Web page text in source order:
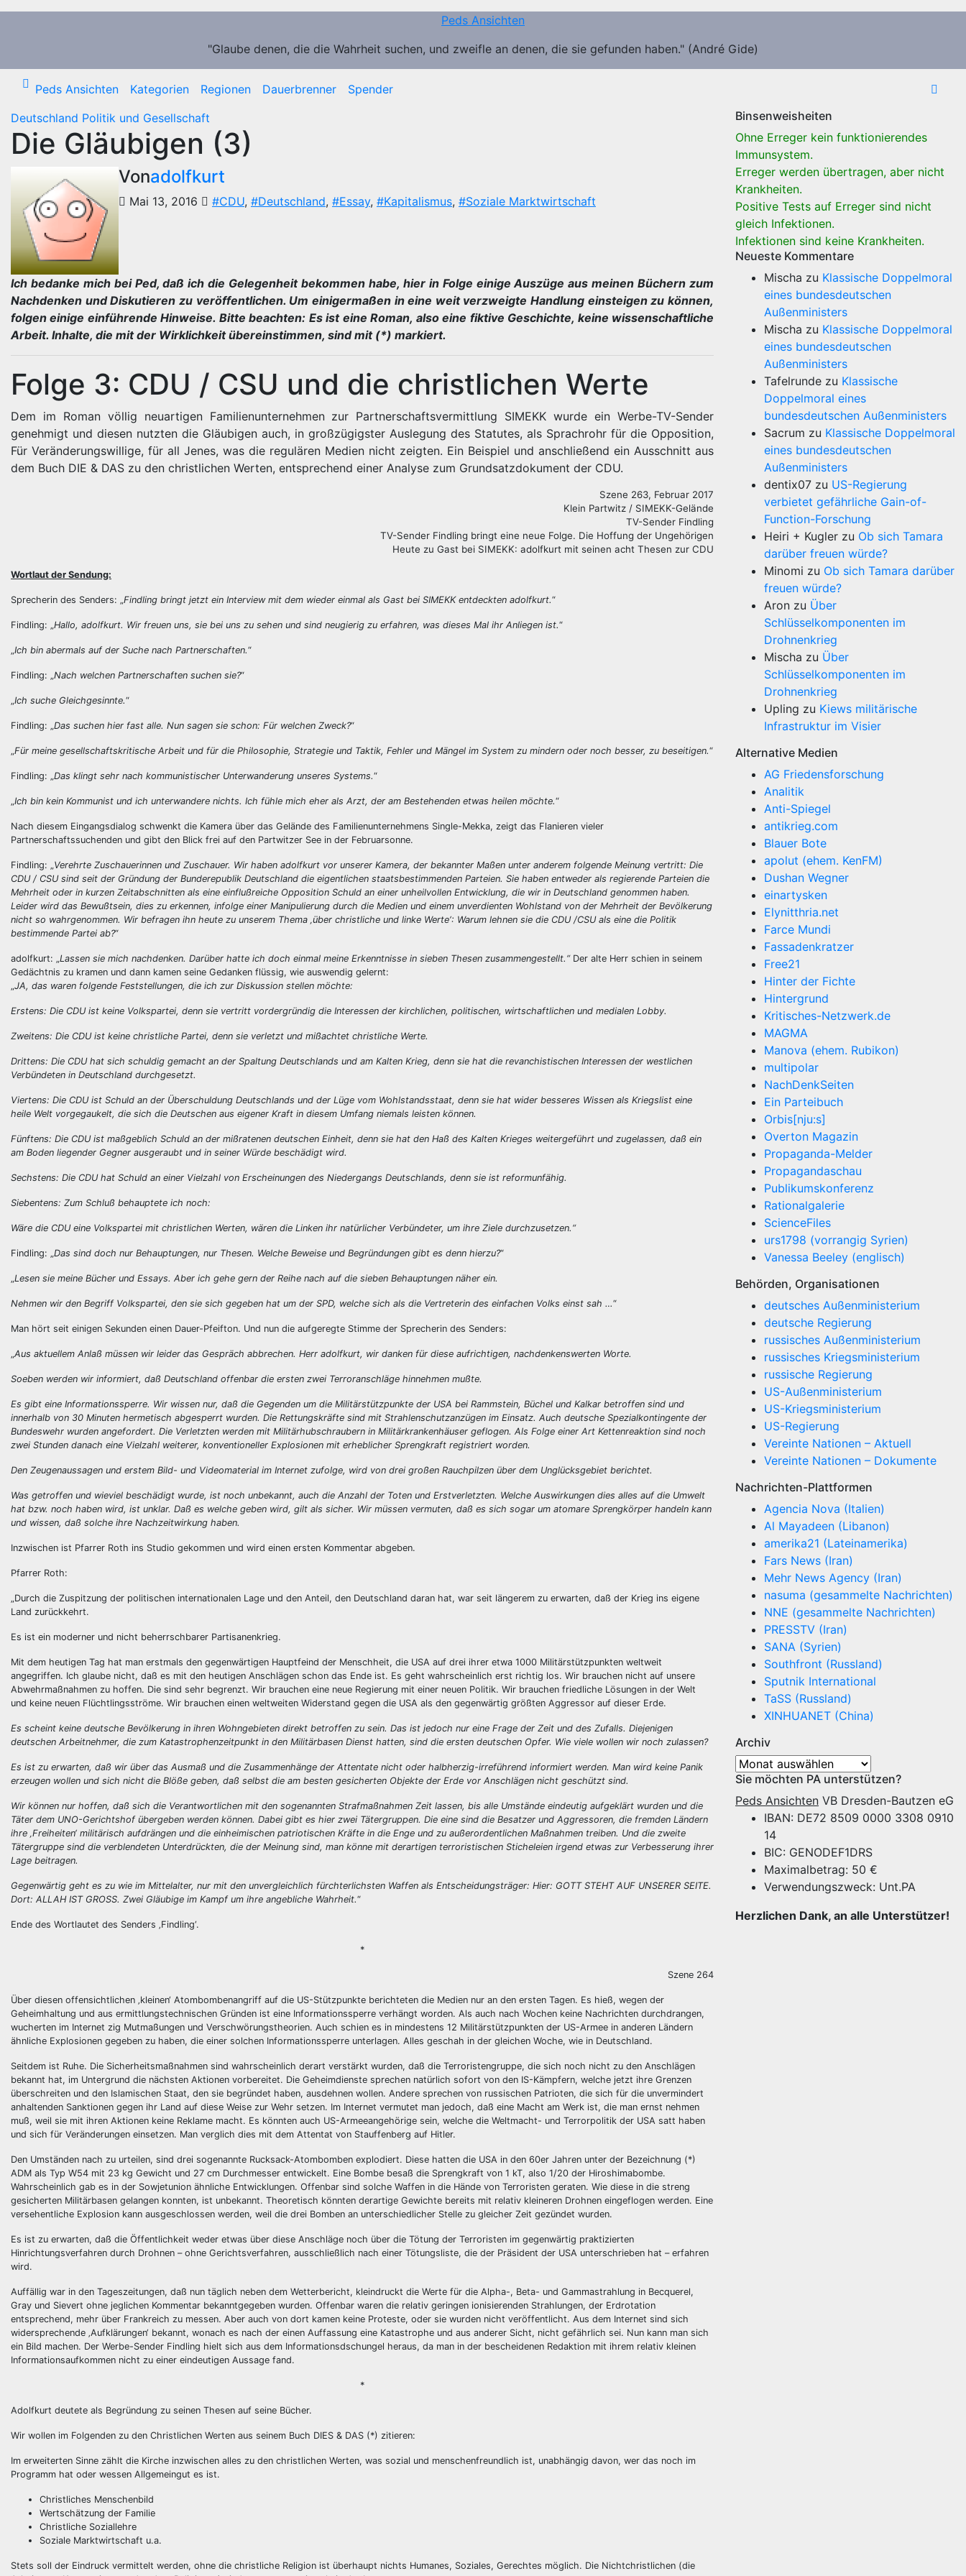
Zum
Peds Ansichten
"Glaube denen, die die Wahrheit suchen, und zweifle an denen, die sie gefunden haben." (André Gide)
Peds Ansichten Kategorien Regionen Dauerbrenner
Spender
Deutschland Politik und Gesellschaft
Die Gläubigen (3)
Vonadolfkurt
Mai 13, 2016 #CDU, #Deutschland, #Essay, #Kapitalismus, #Soziale Marktwirtschaft
Ich bedanke mich bei Ped, daß ich die Gelegenheit bekommen habe, hier in Folge einige Auszüge aus meinen Büchern zum
Nachdenken und Diskutieren zu veröffentlichen. Um einigermaßen in eine weit verzweigte Handlung einsteigen zu können,
folgen einige einführende Hinweise. Bitte beachten: Es ist eine Roman, also eine fiktive Geschichte, keine wissenschaftliche
Arbeit. Inhalte, die mit der Wirklichkeit übereinstimmen, sind mit (*) markiert.
Folge 3: CDU / CSU und die christlichen Werte
Dem im Roman völlig neuartigen Familienunternehmen zur Partnerschaftsvermittlung SIMEKK wurde ein Werbe-TV-Sender
genehmigt und diesen nutzten die Gläubigen auch, in großzügigster Auslegung des Statutes, als Sprachrohr für die Opposition,
Für Veränderungswillige, für all Jenes, was die regulären Medien nicht zeigten. Ein Beispiel und anschließend ein Ausschnitt aus
dem Buch DIE & DAS zu den christlichen Werten, entsprechend einer Analyse zum Grundsatzdokument der CDU.
Szene 263, Februar 2017
Klein Partwitz / SIMEKK-Gelände
TV-Sender Findling
TV-Sender Findling bringt eine neue Folge. Die Hoffung der Ungehörigen
Heute zu Gast bei SIMEKK: adolfkurt mit seinen acht Thesen zur CDU
Wortlaut der Sendung:
Sprecherin des Senders: „Findling bringt jetzt ein Interview mit dem wieder einmal als Gast bei SIMEKK entdeckten adolfkurt.“
Findling: „Hallo, adolfkurt. Wir freuen uns, sie bei uns zu sehen und sind neugierig zu erfahren, was dieses Mal ihr Anliegen ist.“
„Ich bin abermals auf der Suche nach Partnerschaften.“
Findling: „Nach welchen Partnerschaften suchen sie?“
„Ich suche Gleichgesinnte.“
Findling: „Das suchen hier fast alle. Nun sagen sie schon: Für welchen Zweck?“
„Für meine gesellschaftskritische Arbeit und für die Philosophie, Strategie und Taktik, Fehler und Mängel im System zu mindern oder noch besser, zu beseitigen.“
Findling: „Das klingt sehr nach kommunistischer Unterwanderung unseres Systems.“
„Ich bin kein Kommunist und ich unterwandere nichts. Ich fühle mich eher als Arzt, der am Bestehenden etwas heilen möchte.“
Nach diesem Eingangsdialog schwenkt die Kamera über das Gelände des Familienunternehmens Single-Mekka, zeigt das Flanieren vieler
Partnerschaftssuchenden und gibt den Blick frei auf den Partwitzer See in der Februarsonne.
Findling: „Verehrte Zuschauerinnen und Zuschauer. Wir haben adolfkurt vor unserer Kamera, der bekannter Maßen unter anderem folgende Meinung vertritt: Die
CDU / CSU sind seit der Gründung der Bunderepublik Deutschland die eigentlichen staatsbestimmenden Parteien. Sie haben entweder als regierende Parteien die
Mehrheit oder in kurzen Zeitabschnitten als eine einflußreiche Opposition Schuld an einer unheilvollen Entwicklung, die wir in Deutschland genommen haben.
Leider wird das Bewußtsein, dies zu erkennen, infolge einer Manipulierung durch die Medien und einem unverdienten Wohlstand von der Mehrheit der Bevölkerung
nicht so wahrgenommen. Wir befragen ihn heute zu unserem Thema ‚über christliche und linke Werte‘: Warum lehnen sie die CDU /CSU als eine die Politik
bestimmende Partei ab?“
adolfkurt: „Lassen sie mich nachdenken. Darüber hatte ich doch einmal meine Erkenntnisse in sieben Thesen zusammengestellt.“Der alte Herr schien in seinem
Gedächtnis zu kramen und dann kamen seine Gedanken flüssig, wie auswendig gelernt:
„JA, das waren folgende Feststellungen, die ich zur Diskussion stellen möchte:
Erstens: Die CDU ist keine Volkspartei, denn sie vertritt vordergründig die Interessen der kirchlichen, politischen, wirtschaftlichen und medialen Lobby.
Zweitens: Die CDU ist keine christliche Partei, denn sie verletzt und mißachtet christliche Werte.
Drittens: Die CDU hat sich schuldig gemacht an der Spaltung Deutschlands und am Kalten Krieg, denn sie hat die revanchistischen Interessen der westlichen
Verbündeten in Deutschland durchgesetzt.
Viertens: Die CDU ist Schuld an der Überschuldung Deutschlands und der Lüge vom Wohlstandsstaat, denn sie hat wider besseres Wissen als Kriegslist eine
heile Welt vorgegaukelt, die sich die Deutschen aus eigener Kraft in diesem Umfang niemals leisten können.
Fünftens: Die CDU ist maßgeblich Schuld an der mißratenen deutschen Einheit, denn sie hat den Haß des Kalten Krieges weitergeführt und zugelassen, daß ein
am Boden liegender Gegner ausgeraubt und in seiner Würde beschädigt wird.
Sechstens: Die CDU hat Schuld an einer Vielzahl von Erscheinungen des Niedergangs Deutschlands, denn sie ist reformunfähig.
Siebentens: Zum Schluß behauptete ich noch:
Wäre die CDU eine Volkspartei mit christlichen Werten, wären die Linken ihr natürlicher Verbündeter, um ihre Ziele durchzusetzen.“
Findling: „Das sind doch nur Behauptungen, nur Thesen. Welche Beweise und Begründungen gibt es denn hierzu?“
„Lesen sie meine Bücher und Essays. Aber ich gehe gern der Reihe nach auf die sieben Behauptungen näher ein.
Nehmen wir den Begriff Volkspartei, den sie sich gegeben hat um der SPD, welche sich als die Vertreterin des einfachen Volks einst sah …“
Man hört seit einigen Sekunden einen Dauer-Pfeifton. Und nun die aufgeregte Stimme der Sprecherin des Senders:
„Aus aktuellem Anlaß müssen wir leider das Gespräch abbrechen. Herr adolfkurt, wir danken für diese aufrichtigen, nachdenkenswerten Worte.
Soeben werden wir informiert, daß Deutschland offenbar die ersten zwei Terroranschläge hinnehmen mußte.
Es gibt eine Informationssperre. Wir wissen nur, daß die Gegenden um die Militärstützpunkte der USA bei Rammstein, Büchel und Kalkar betroffen sind und
innerhalb von 30 Minuten hermetisch abgesperrt wurden. Die Rettungskräfte sind mit Strahlenschutzanzügen im Einsatz. Auch deutsche Spezialkontingente der
Bundeswehr wurden angefordert. Die Verletzten werden mit Militärhubschraubern in Militärkrankenhäuser geflogen. Als Folge einer Art Kettenreaktion sind noch
zwei Stunden danach eine Vielzahl weiterer, konventioneller Explosionen mit erheblicher Sprengkraft registriert worden.
Den Zeugenaussagen und erstem Bild- und Videomaterial im Internet zufolge, wird von drei großen Rauchpilzen über dem Unglücksgebiet berichtet.
Was getroffen und wieviel beschädigt wurde, ist noch unbekannt, auch die Anzahl der Toten und Erstverletzten. Welche Auswirkungen dies alles auf die Umwelt
hat bzw. noch haben wird, ist unklar. Daß es welche geben wird, gilt als sicher. Wir müssen vermuten, daß es sich sogar um atomare Sprengkörper handeln kann
und wissen, daß solche ihre Nachzeitwirkung haben.
Inzwischen ist Pfarrer Roth ins Studio gekommen und wird einen ersten Kommentar abgeben.
Pfarrer Roth:
„Durch die Zuspitzung der politischen internationalen Lage und den Anteil, den Deutschland daran hat, war seit längerem zu erwarten, daß der Krieg ins eigene
Land zurückkehrt.
Es ist ein moderner und nicht beherrschbarer Partisanenkrieg.
Mit dem heutigen Tag hat man erstmals den gegenwärtigen Hauptfeind der Menschheit, die USA auf drei ihrer etwa 1000 Militärstützpunkten weltweit
angegriffen. Ich glaube nicht, daß es mit den heutigen Anschlägen schon das Ende ist. Es geht wahrscheinlich erst richtig los. Wir brauchen nicht auf unsere
Abwehrmaßnahmen zu hoffen. Die sind sehr begrenzt. Wir brauchen eine neue Regierung mit einer neuen Politik. Wir brauchen friedliche Lösungen in der Welt
und keine neuen Flüchtlingsströme. Wir brauchen einen weltweiten Widerstand gegen die USA als den gegenwärtig größten Aggressor auf dieser Erde.
Es scheint keine deutsche Bevölkerung in ihren Wohngebieten direkt betroffen zu sein. Das ist jedoch nur eine Frage der Zeit und des Zufalls. Diejenigen
deutschen Arbeitnehmer, die zum Katastrophenzeitpunkt in den Militärbasen Dienst hatten, sind die ersten deutschen Opfer. Wie viele wollen wir noch zulassen?
Es ist zu erwarten, daß wir über das Ausmaß und die Zusammenhänge der Attentate nicht oder halbherzig-irreführend informiert werden. Man wird keine Panik
erzeugen wollen und sich nicht die Blöße geben, daß selbst die am besten gesicherten Objekte der Erde vor Anschlägen nicht geschützt sind.
Wir können nur hoffen, daß sich die Verantwortlichen mit den sogenannten Strafmaßnahmen Zeit lassen, bis alle Umstände eindeutig aufgeklärt wurden und die
Täter dem UNO-Gerichtshof übergeben werden können. Dabei gibt es hier zwei Tätergruppen. Die eine sind die Besatzer und Aggressoren, die fremden Ländern
ihre ‚Freiheiten‘ militärisch aufdrängen und die einheimischen patriotischen Kräfte in die Enge und zu außerordentlichen Maßnahmen treiben. Und die zweite
Tätergruppe sind die verblendeten Unterdrückten, die der Meinung sind, man könne mit derartigen terroristischen Sticheleien irgend etwas zur Verbesserung ihrer
Lage beitragen.
Gegenwärtig geht es zu wie im Mittelalter, nur mit den unvergleichlich fürchterlichsten Waffen als Entscheidungsträger: Hier: GOTT STEHT AUF UNSERER SEITE.
Dort: ALLAH IST GROSS. Zwei Gläubige im Kampf um ihre angebliche Wahrheit.“
Ende des Wortlautet des Senders ‚Findling‘.
*
Szene 264
Über diesen offensichtlichen ‚kleinen‘ Atombombenangriff auf die US-Stützpunkte berichteten die Medien nur an den ersten Tagen. Es hieß, wegen der
Geheimhaltung und aus ermittlungstechnischen Gründen ist eine Informationssperre verhängt worden. Als auch nach Wochen keine Nachrichten durchdrangen,
wucherten im Internet zig Mutmaßungen und Verschwörungstheorien. Auch schien es in mindestens 12 Militärstützpunkten der US-Armee in anderen Ländern
ähnliche Explosionen gegeben zu haben, die einer solchen Informationssperre unterlagen. Alles geschah in der gleichen Woche, wie in Deutschland.
Seitdem ist Ruhe. Die Sicherheitsmaßnahmen sind wahrscheinlich derart verstärkt wurden, daß die Terroristengruppe, die sich noch nicht zu den Anschlägen
bekannt hat, im Untergrund die nächsten Aktionen vorbereitet. Die Geheimdienste sprechen natürlich sofort von den IS-Kämpfern, welche jetzt ihre Grenzen
überschreiten und den Islamischen Staat, den sie begründet haben, ausdehnen wollen. Andere sprechen von russischen Patrioten, die sich für die unvermindert
anhaltenden Sanktionen gegen ihr Land auf diese Weise zur Wehr setzen. Im Internet vermutet man jedoch, daß eine Macht am Werk ist, die man ernst nehmen
muß, weil sie mit ihren Aktionen keine Reklame macht. Es könnten auch US-Armeeangehörige sein, welche die Weltmacht- und Terrorpolitik der USA satt haben
und sich für Veränderungen einsetzen. Man verglich dies mit dem Attentat von Stauffenberg auf Hitler.
Den Umständen nach zu urteilen, sind drei sogenannte Rucksack-Atombomben explodiert. Diese hatten die USA in den 60er Jahren unter der Bezeichnung (*)
ADM als Typ W54 mit 23 kg Gewicht und 27 cm Durchmesser entwickelt. Eine Bombe besaß die Sprengkraft von 1 kT, also 1/20 der Hiroshimabombe.
Wahrscheinlich gab es in der Sowjetunion ähnliche Entwicklungen. Offenbar sind solche Waffen in die Hände von Terroristen geraten. Wie diese in die streng
gesicherten Militärbasen gelangen konnten, ist unbekannt. Theoretisch könnten derartige Gewichte bereits mit relativ kleineren Drohnen eingeflogen werden. Eine
versehentliche Explosion kann ausgeschlossen werden, weil die drei Bomben an unterschiedlicher Stelle zu gleicher Zeit gezündet wurden.
Es ist zu erwarten, daß die Öffentlichkeit weder etwas über diese Anschläge noch über die Tötung der Terroristen im gegenwärtig praktizierten
Hinrichtungsverfahren durch Drohnen – ohne Gerichtsverfahren, ausschließlich nach einer Tötungsliste, die der Präsident der USA unterschrieben hat – erfahren
wird.
Auffällig war in den Tageszeitungen, daß nun täglich neben dem Wetterbericht, kleindruckt die Werte für die Alpha-, Beta- und Gammastrahlung in Becquerel,
Gray und Sievert ohne jeglichen Kommentar bekanntgegeben wurden. Offenbar waren die relativ geringen ionisierenden Strahlungen, der Erdrotation
entsprechend, mehr über Frankreich zu messen. Aber auch von dort kamen keine Proteste, oder sie wurden nicht veröffentlicht. Aus dem Internet sind sich
widersprechende ‚Aufklärungen‘ bekannt, wonach es nach der einen Auffassung eine Katastrophe und aus anderer Sicht, nicht gefährlich sei. Nun kann man sich
ein Bild machen. Der Werbe-Sender Findling hielt sich aus dem Informationsdschungel heraus, da man in der bescheidenen Redaktion mit ihrem relativ kleinen
Informationsaufkommen nicht zu einer eindeutigen Aussage fand.
*
Adolfkurt deutete als Begründung zu seinen Thesen auf seine Bücher.
Wir wollen im Folgenden zu den Christlichen Werten aus seinem Buch DIES & DAS (*) zitieren:
Im erweiterten Sinne zählt die Kirche inzwischen alles zu den christlichen Werten, was sozial und menschenfreundlich ist, unabhängig davon, wer das noch im
Programm hat oder wessen Allgemeingut es ist.
Christliches Menschenbild
Wertschätzung der Familie
Christliche Soziallehre
Soziale Marktwirtschaft u.a.
Stets soll der Eindruck vermittelt werden, ohne die christliche Religion ist überhaupt nichts Humanes, Soziales, Gerechtes möglich. Die Nichtchristlichen (die
Binsenweisheiten
Ohne Erreger kein funktionierendes
Immunsystem.
Erreger werden übertragen, aber nicht
Krankheiten.
Positive Tests auf Erreger sind nicht
gleich Infektionen.
Infektionen sind keine Krankheiten.
Neueste Kommentare
Mischa zu Klassische Doppelmoral
eines bundesdeutschen
Außenministers
Mischa zu Klassische Doppelmoral
eines bundesdeutschen
Außenministers
Tafelrunde zu Klassische
Doppelmoral eines
bundesdeutschen Außenministers
Sacrum zu Klassische Doppelmoral
eines bundesdeutschen
Außenministers
dentix07 zu US-Regierung
verbietet gefährliche Gain-of-
Function-Forschung
Heiri + Kugler zu Ob sich Tamara
darüber freuen würde?
Minomi zu Ob sich Tamara darüber
freuen würde?
Aron zu Über
Schlüsselkomponenten im
Drohnenkrieg
Mischa zu Über
Schlüsselkomponenten im
Drohnenkrieg
Upling zu Kiews militärische
Infrastruktur im Visier
Alternative Medien
AG Friedensforschung
Analitik
Anti-Spiegel
antikrieg.com
Blauer Bote
apolut (ehem. KenFM)
Dushan Wegner
einartysken
Elynitthria.net
Farce Mundi
Fassadenkratzer
Free21
Hinter der Fichte
Hintergrund
Kritisches-Netzwerk.de
MAGMA
Manova (ehem. Rubikon)
multipolar
NachDenkSeiten
Ein Parteibuch
Orbis[nju:s]
Overton Magazin
Propaganda-Melder
Propagandaschau
Publikumskonferenz
Rationalgalerie
ScienceFiles
urs1798 (vorrangig Syrien)
Vanessa Beeley (englisch)
Behörden, Organisationen
deutsches Außenministerium
deutsche Regierung
russisches Außenministerium
russisches Kriegsministerium
russische Regierung
US-Außenministerium
US-Kriegsministerium
US-Regierung
Vereinte Nationen – Aktuell
Vereinte Nationen – Dokumente
Nachrichten-Plattformen
Agencia Nova (Italien)
Al Mayadeen (Libanon)
amerika21 (Lateinamerika)
Fars News (Iran)
Mehr News Agency (Iran)
nasuma (gesammelte Nachrichten)
NNE (gesammelte Nachrichten)
PRESSTV (Iran)
SANA (Syrien)
Southfront (Russland)
Sputnik International
TaSS (Russland)
XINHUANET (China)
Archiv
Archiv
Sie möchten PA unterstützen?
Peds Ansichten VB Dresden-Bautzen eG
IBAN: DE72 8509 0000 3308 0910
14
BIC: GENODEF1DRS
Maximalbetrag: 50 €
Verwendungszweck: Unt.PA
Herzlichen Dank, an alle Unterstützer!